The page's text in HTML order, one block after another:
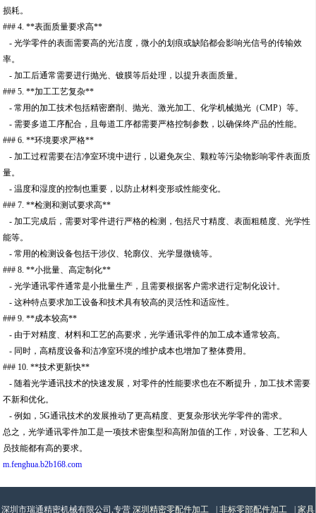
损耗。
### 4. **表面质量要求高**
- 光学零件的表面需要高的光洁度，微小的划痕或缺陷都会影响光信号的传输效
率。
- 加工后通常需要进行抛光、镀膜等后处理，以提升表面质量。
### 5. **加工工艺复杂**
- 常用的加工技术包括精密磨削、抛光、激光加工、化学机械抛光（CMP）等。
- 需要多道工序配合，且每道工序都需要严格控制参数，以确保终产品的性能。
### 6. **环境要求严格**
- 加工过程需要在洁净室环境中进行，以避免灰尘、颗粒等污染物影响零件表面质
量。
- 温度和湿度的控制也重要，以防止材料变形或性能变化。
### 7. **检测和测试要求高**
- 加工完成后，需要对零件进行严格的检测，包括尺寸精度、表面粗糙度、光学性
能等。
- 常用的检测设备包括干涉仪、轮廓仪、光学显微镜等。
### 8. **小批量、高定制化**
- 光学通讯零件通常是小批量生产，且需要根据客户需求进行定制化设计。
- 这种特点要求加工设备和技术具有较高的灵活性和适应性。
### 9. **成本较高**
- 由于对精度、材料和工艺的高要求，光学通讯零件的加工成本通常较高。
- 同时，高精度设备和洁净室环境的维护成本也增加了整体费用。
### 10. **技术更新快**
- 随着光学通讯技术的快速发展，对零件的性能要求也在不断提升，加工技术需要
不新和优化。
- 例如，5G通讯技术的发展推动了更高精度、更复杂形状光学零件的需求。
总之，光学通讯零件加工是一项技术密集型和高附加值的工作，对设备、工艺和人
员技能都有高的要求。
m.fenghua.b2b168.com
深圳市瑞通精密机械有限公司,专营 深圳精密零配件加工 非标零部配件加工 家具